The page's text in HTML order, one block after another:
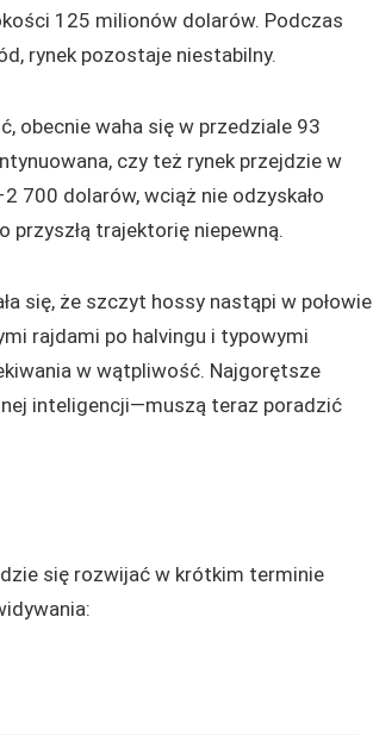
125 milionów dolarów. Podczas
rynek pozostaje niestabilny.
obecnie waha się w przedziale 93
czy też rynek przejdzie w
700 dolarów, wciąż nie odzyskało
trajektorię niepewną.
się, że szczyt hossy nastąpi w połowie
rajdami po halvingu i typowymi
w wątpliwość. Najgorętsze
inteligencji—muszą teraz poradzić
się rozwijać w krótkim terminie